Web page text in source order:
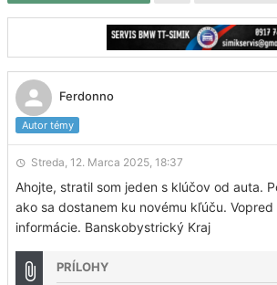
Ferdonno
Autor témy
Streda, 12. Marca 2025, 18:37
Ahojte, stratil som jeden s klúčov od auta.
ako sa dostanem ku novému kľúču.
informácie. Banskobystrický Kraj
PRÍLOHY